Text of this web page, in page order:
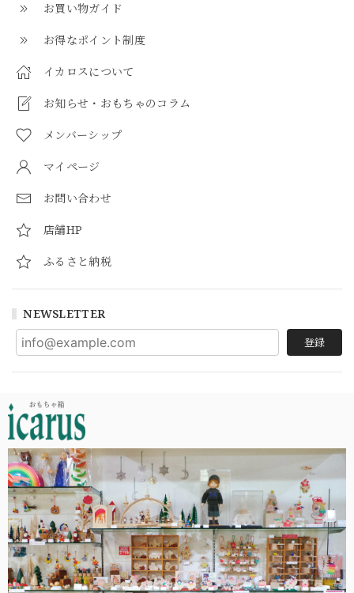
お買い物ガイド
お得なポイント制度
イカロスについて
お知らせ・おもちゃのコラム
メンバーシップ
マイページ
お問い合わせ
店舗HP
ふるさと納税
NEWSLETTER
登録